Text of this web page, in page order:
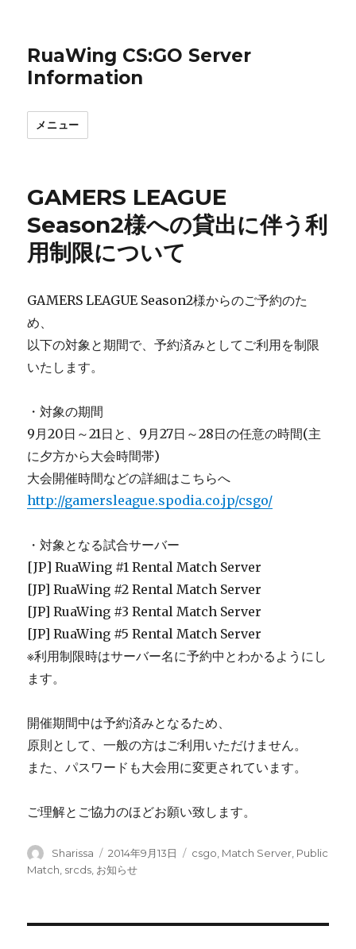
RuaWing CS:GO Server
Information
メニュー
GAMERS LEAGUE
Season2様への貸出に伴う利
用制限について
GAMERS LEAGUE Season2様からのご予約のた
め、
以下の対象と期間で、予約済みとしてご利用を制限
いたします。
・対象の期間
9月20日～21日と、9月27日～28日の任意の時間(主
に夕方から大会時間帯)
大会開催時間などの詳細はこちらへ
http://gamersleague.spodia.co.jp/csgo/
・対象となる試合サーバー
[JP] RuaWing #1 Rental Match Server
[JP] RuaWing #2 Rental Match Server
[JP] RuaWing #3 Rental Match Server
[JP] RuaWing #5 Rental Match Server
※利用制限時はサーバー名に予約中とわかるようにし
ます。
開催期間中は予約済みとなるため、
原則として、一般の方はご利用いただけません。
また、パスワードも大会用に変更されています。
ご理解とご協力のほどお願い致します。
投
稿
Sharissa
投
稿
2014年9月13日
カ
csgo Match Server Public
Match srcds お知らせ